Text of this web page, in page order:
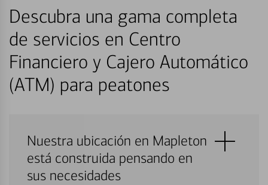
Descubra una gama completa
de servicios en Centro
Financiero y Cajero Automático
(ATM) para peatones
Nuestra ubicación en Mapleton
está construida pensando en
sus necesidades